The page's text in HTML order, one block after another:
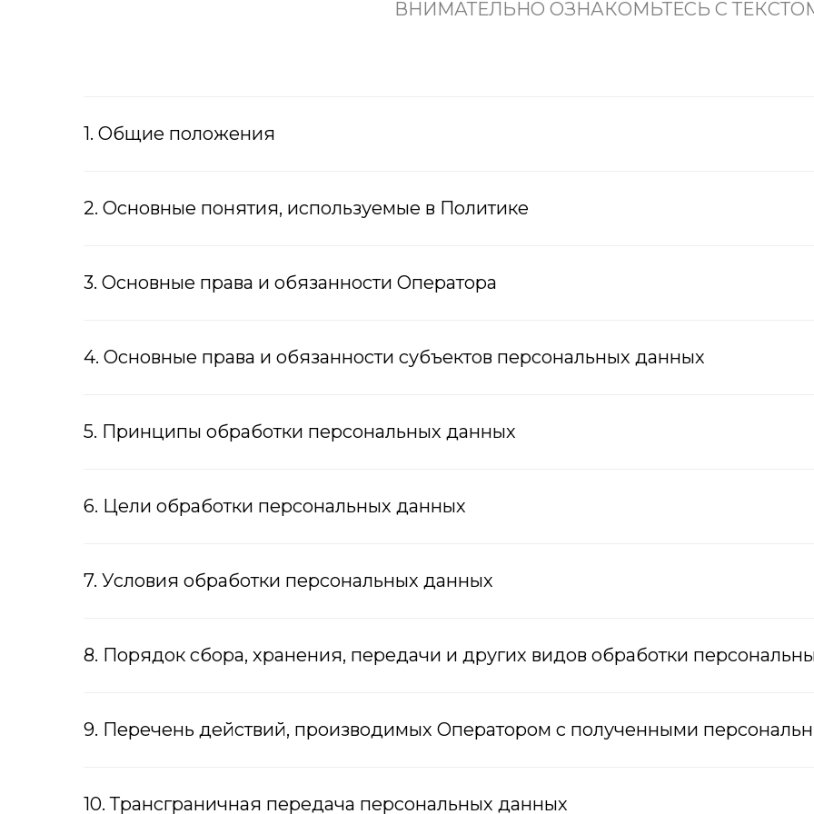
Реквизиты
ВНИМАТЕЛЬНО ОЗНАКОМЬТЕСЬ С
1. Общие положения
2. Основные понятия, используемые в Политике
3. Основные права и обязанности Оператора
4. Основные права и обязанности субъектов персональных данных
5. Принципы обработки персональных данных
6. Цели обработки персональных данных
7. Условия обработки персональных данных
8. Порядок сбора, хранения, передачи и других видов обработки
9. Перечень действий, производимых Оператором с полученными
10. Трансграничная передача персональных данных